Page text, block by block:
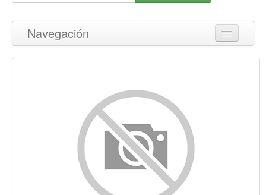
Navegación
Volver arriba
Palabras Claves (Keywords)
Usabilidad
Documento